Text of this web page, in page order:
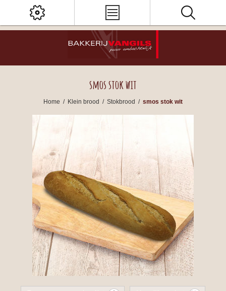
smos stok wit
Home / Klein brood / Stokbrood / smos stok wit